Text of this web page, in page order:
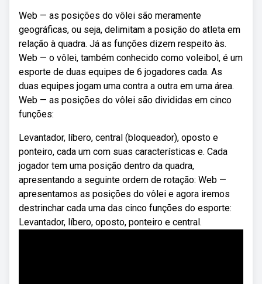
Web — as posições do vôlei são meramente
geográficas, ou seja, delimitam a posição do atleta em
relação à quadra. Já as funções dizem respeito às.
Web — o vôlei, também conhecido como voleibol, é um
esporte de duas equipes de 6 jogadores cada. As
duas equipes jogam uma contra a outra em uma área.
Web — as posições do vôlei são divididas em cinco
funções:
Levantador, líbero, central (bloqueador), oposto e
ponteiro, cada um com suas características e. Cada
jogador tem uma posição dentro da quadra,
apresentando a seguinte ordem de rotação: Web —
apresentamos as posições do vôlei e agora iremos
destrinchar cada uma das cinco funções do esporte:
Levantador, líbero, oposto, ponteiro e central.